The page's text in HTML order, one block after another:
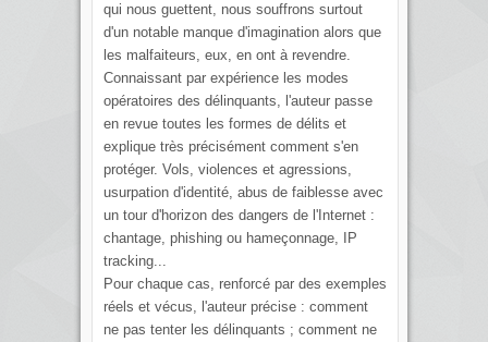
qui nous guettent, nous souffrons surtout
d'un notable manque d'imagination alors que
les malfaiteurs, eux, en ont à revendre.
Connaissant par expérience les modes
opératoires des délinquants, l'auteur passe
en revue toutes les formes de délits et
explique très précisément comment s'en
protéger. Vols, violences et agressions,
usurpation d'identité, abus de faiblesse avec
un tour d'horizon des dangers de l'Internet :
chantage, phishing ou hameçonnage, IP
tracking...
Pour chaque cas, renforcé par des exemples
réels et vécus, l'auteur précise : comment
ne pas tenter les délinquants ; comment ne